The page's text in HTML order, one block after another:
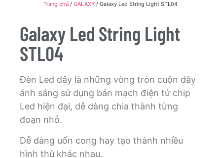
Trang chủ / GALAXY / Galaxy Led String Light STL04
Galaxy Led String Light
STL04
Đèn Led dây là những vòng tròn cuộn dây
ánh sáng sử dụng bản mạch điện tử chip
Led hiện đại, dễ dàng chia thành từng
đoạn nhỏ.
Dễ dàng uốn cong hay tạo thành nhiều
hình thù khác nhau.